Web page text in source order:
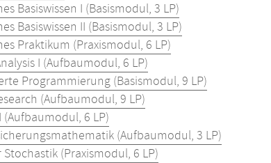
Basiswissen I (Basismodul, 3 LP)
Basiswissen II (Basismodul, 3 LP)
Praktikum (Praxismodul, 6 LP)
I (Aufbaumodul, 6 LP)
Programmierung (Basismodul, 9 LP)
(Aufbaumodul, 9 LP)
6 LP)
(Aufbaumodul, 3 LP)
(Praxismodul, 6 LP)